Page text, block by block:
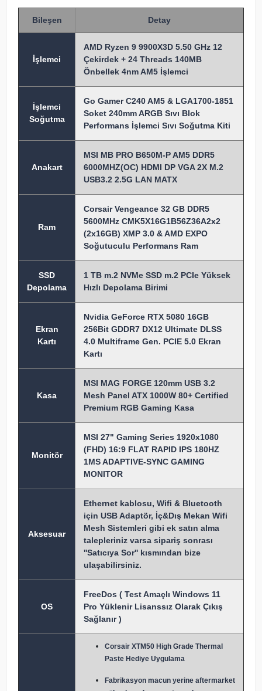
Bileşen Detay
İşlemci
AMD Ryzen 9 9900X3D 5.50 GHz 12
Çekirdek + 24 Threads 140MB
Önbellek 4nm AM5 İşlemci
İşlemci
Soğutma
Go Gamer C240 AM5 & LGA1700-1851
Soket 240mm ARGB Sıvı Blok
Performans İşlemci Sıvı Soğutma Kiti
Anakart
MSI MB PRO B650M-P AM5 DDR5
6000MHZ(OC) HDMI DP VGA 2X M.2
USB3.2 2.5G LAN MATX
Ram
Corsair Vengeance 32 GB DDR5
5600MHz CMK5X16G1B56Z36A2x2
(2x16GB) XMP 3.0 & AMD EXPO
Soğutuculu Performans Ram
SSD
Depolama
1 TB m.2 NVMe SSD m.2 PCIe Yüksek
Hızlı Depolama Birimi
Ekran
Kartı
Nvidia GeForce RTX 5080 16GB
256Bit GDDR7 DX12 Ultimate DLSS
4.0 Multiframe Gen. PCIE 5.0 Ekran
Kartı
Kasa
MSI MAG FORGE 120mm USB 3.2
Mesh Panel ATX 1000W 80+ Certified
Premium RGB Gaming Kasa
Monitör
MSI 27" Gaming Series 1920x1080
(FHD) 16:9 FLAT RAPID IPS 180HZ
1MS ADAPTIVE-SYNC GAMING
MONITOR
Aksesuar
Ethernet kablosu, Wifi & Bluetooth
için USB Adaptör, İç&Dış Mekan Wifi
Mesh Sistemleri gibi ek satın alma
talepleriniz varsa sipariş sonrası
''Satıcıya Sor'' kısmından bize
ulaşabilirsiniz.
OS
FreeDos ( Test Amaçlı Windows 11
Pro Yüklenir Lisanssız Olarak Çıkış
Sağlanır )
Corsair XTM50 High Grade Thermal
Paste Hediye Uygulama
Fabrikasyon macun yerine aftermarket